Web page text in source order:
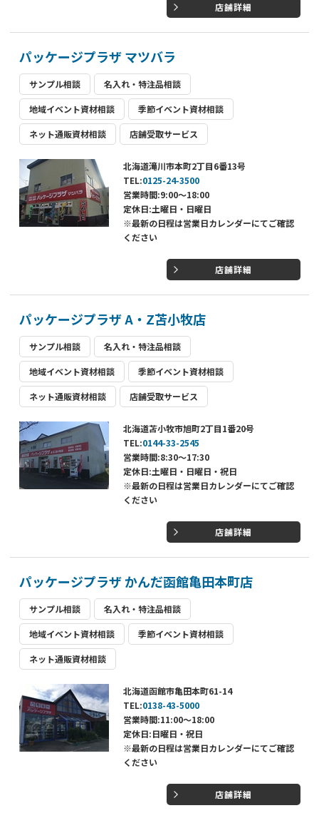
店舗詳細
パッケージプラザ マツバラ
サンプル相談 名入れ・特注品相談
地域イベント資材相談 季節イベント資材相談
ネット通販資材相談 店舗受取サービス
北海道滝川市本町2丁目6番13号
TEL:0125-24-3500
営業時間:9:00～18:00
定休日:土曜日・日曜日
※最新の日程は営業日カレンダーにてご確認
ください
店舗詳細
パッケージプラザ A・Z苫小牧店
サンプル相談 名入れ・特注品相談
地域イベント資材相談 季節イベント資材相談
ネット通販資材相談 店舗受取サービス
北海道苫小牧市旭町2丁目1番20号
TEL:0144-33-2545
営業時間:8:30～17:30
定休日:土曜日・日曜日・祝日
※最新の日程は営業日カレンダーにてご確認
ください
店舗詳細
パッケージプラザ かんだ函館亀田本町店
サンプル相談 名入れ・特注品相談
地域イベント資材相談 季節イベント資材相談
ネット通販資材相談
北海道函館市亀田本町61-14
TEL:0138-43-5000
営業時間:11:00～18:00
定休日:日曜日・祝日
※最新の日程は営業日カレンダーにてご確認
ください
店舗詳細